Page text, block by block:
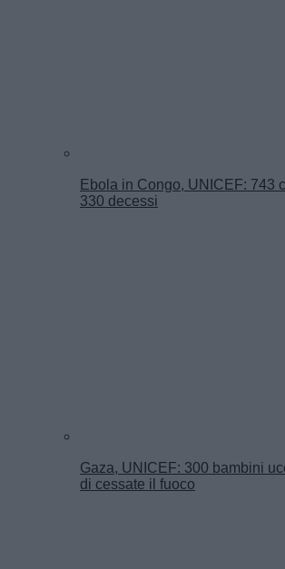
Ebola in Congo, UNICEF: 743
330 decessi
Gaza, UNICEF: 300 bambini
di cessate il fuoco